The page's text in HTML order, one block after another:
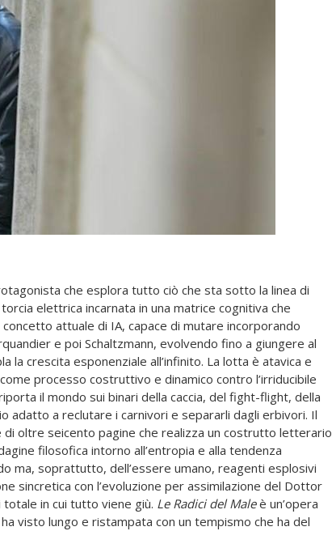
che esplora tutto ciò che sta sotto la linea di
elettrica incarnata in una matrice cognitiva che
attuale di IA, capace di mutare incorporando
e poi Schaltzmann, evolvendo fino a giungere al
la crescita esponenziale all’infinito. La lotta è atavica e
processo costruttivo e dinamico contro l’irriducibile
il mondo sui binari della caccia, del fight-flight, della
adatto a reclutare i carnivori e separarli dagli erbivori. Il
oltre seicento pagine che realizza un costrutto letterario
filosofica intorno all’entropia e alla tendenza
ma, soprattutto, dell’essere umano, reagenti esplosivi
sincretica con l’evoluzione per assimilazione del Dottor
totale in cui tutto viene giù. Le Radici del Maleè un’opera
visto lungo e ristampata con un tempismo che ha del